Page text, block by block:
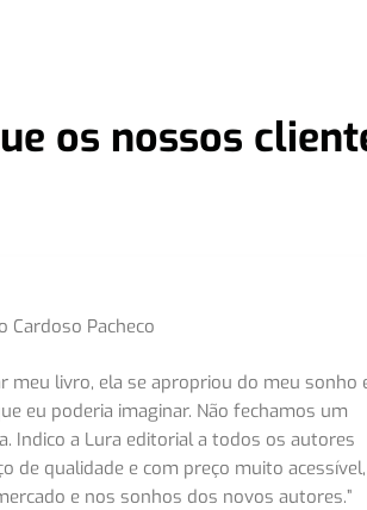
os nossos
meu livro, ela se apropriou do meu sonho
eu poderia imaginar. Não fechamos um
Indico a Lura editorial a todos os autores
de qualidade e com preço muito acessível,
e nos sonhos dos novos autores.”